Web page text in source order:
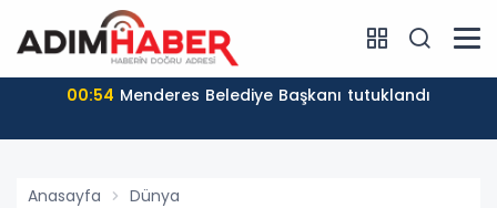
00:54 Menderes Belediye Başkanı tutuklandı
Anasayfa Dünya